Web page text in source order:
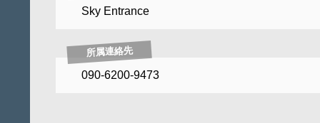
Sky Entrance
所属連絡先
090-6200-9473